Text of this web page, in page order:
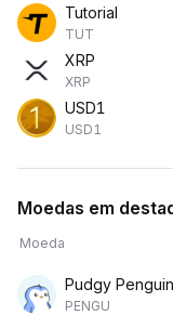
Tutorial
TUT
XRP
XRP
USD1
USD1
Moedas em
Moeda
Pudgy
PENGU